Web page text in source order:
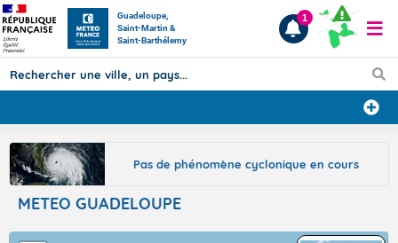
Guadeloupe,
Saint-Martin &
Saint-Barthélemy
Prévisions
1
Pas de phénomène cyclonique en cours
METEO GUADELOUPE